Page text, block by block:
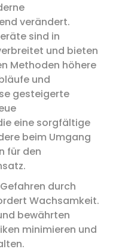
verändert.
sind in
und bieten
Methoden höhere
und
gesteigerte
eine sorgfältige
beim Umgang
für den
durch
Wachsamkeit.
bewährten
minimieren und